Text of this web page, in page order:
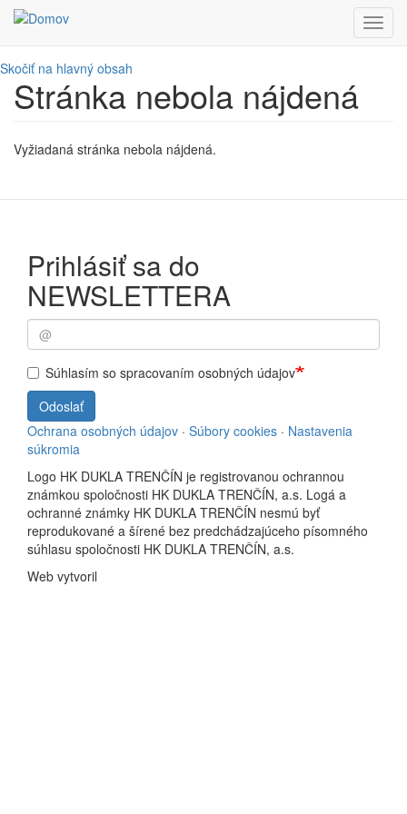
Skočiť na hlavný obsah
Stránka nebola nájdená
Vyžiadaná stránka nebola nájdená.
Prihlásiť sa do
NEWSLETTERA
Súhlasím so spracovaním osobných údajov
Odoslať
Ochrana osobných údajov · Súbory cookies · Nastavenia
súkromia
Logo HK DUKLA TRENČÍN je registrovanou ochrannou
známkou spoločnosti HK DUKLA TRENČÍN, a.s. Logá a
ochranné známky HK DUKLA TRENČÍN nesmú byť
reprodukované a šírené bez predchádzajúceho písomného
súhlasu spoločnosti HK DUKLA TRENČÍN, a.s.
Web vytvoril